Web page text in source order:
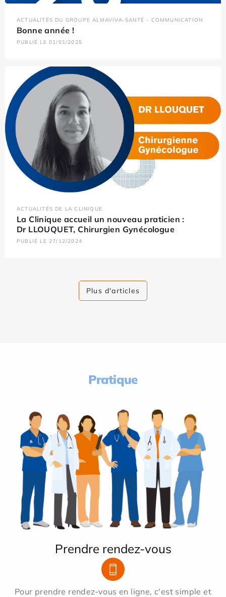
ACTUALITÉS DU GROUPE ALMAVIVA-SANTÉ - COMMUNICATION
Bonne année !
PUBLIÉ LE 01/01/2025
ACTUALITÉS DE LA CLINIQUE
La Clinique accueil un nouveau praticien :
Dr LLOUQUET, Chirurgien Gynécologue
PUBLIÉ LE 27/12/2024
Plus d'articles
Pratique
Prendre rendez-vous
Pour prendre rendez-vous en ligne, c'est simple et